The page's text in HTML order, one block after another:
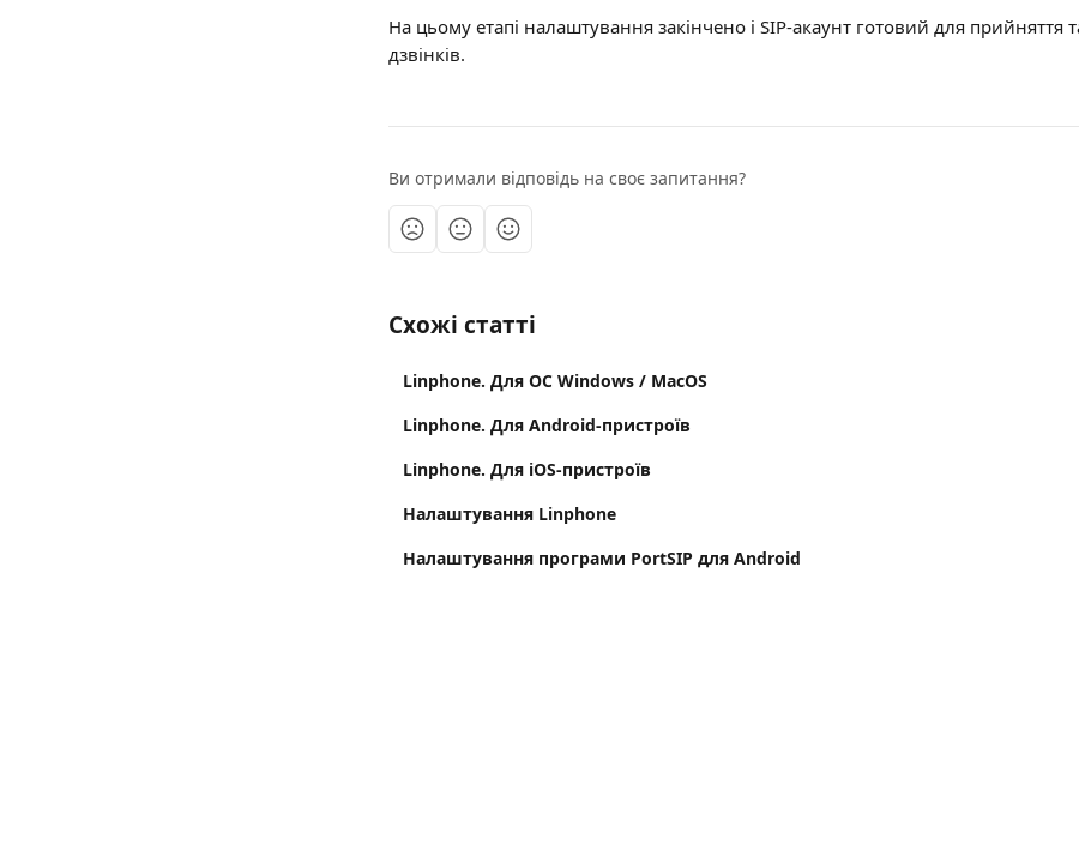
На цьому етапі налаштування закінчено і SIP-акаунт готовий для прийняття
дзвінків.
Ви отримали відповідь на своє запитання?
Схожі статті
Linphone. Для ОС Windows / MacOS
Linphone. Для Android-пристроїв
Linphone. Для iOS-пристроїв
Налаштування Linphone
Налаштування програми PortSIP для Android